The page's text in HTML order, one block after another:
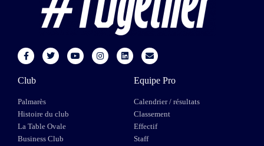
Club
Palmarès
Histoire du club
La Table Ovale
Business Club
Equipe Pro
Calendrier / résultats
Classement
Effectif
Staff